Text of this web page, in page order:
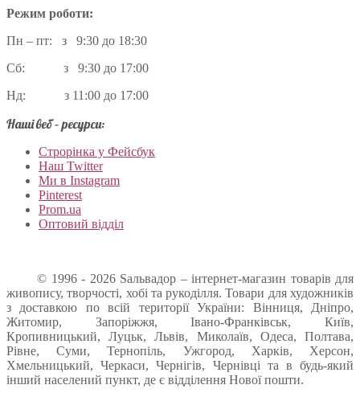
Режим роботи:
Пн – пт: з 9:30 до 18:30
Сб: з 9:30 до 17:00
Нд: з 11:00 до 17:00
Наші веб – ресурси:
Строрінка у Фейсбук
Наш Twitter
Ми в Instagram
Pinterest
Prom.ua
Оптовий відділ
© 1996 - 2026 Sальвадор – інтернет-магазин товарів для
живопису, творчості, хобі та рукоділля. Товари для художників
з доставкою по всій території України: Вінниця, Дніпро,
Житомир, Запоріжжя, Івано-Франківськ, Київ,
Кропивницький, Луцьк, Львів, Миколаїв, Одеса, Полтава,
Рівне, Суми, Тернопіль, Ужгород, Харків, Херсон,
Хмельницький, Черкаси, Чернігів, Чернівці та в будь-який
інший населений пункт, де є відділення Нової пошти.